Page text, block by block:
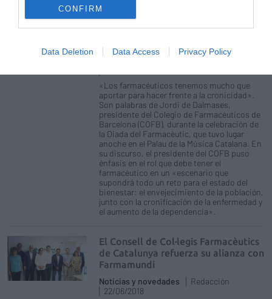
CONFIRM
Data Deletion Data Access Privacy Policy
«Los farmacéuticos tenemos mucho
«Los farmacéuticos tenemos mucho que
aportar para hacer frente a la cronicidad».
Son palabras de Jordi de Dalmases,
presidente del Colegio de Farmacéuticos de
Barcelona (COFB), durante la celebración de
la Diada del Farmacèutic, que tuvo lugar
anoche en el Palau de la Música Catalana. En
su discurso, el presidente del COFB puso
énfasis en el rol que debe tener el
farmacéutico en un «escenario que
supondrá todo un reto para el estado del
bienestar: el envejecimiento de la población,
junto con la cronificación de la enfermedad y
el aumento de la dependencia».
El Consell de Col·legis Farmacèutics
de Catalunya refuerza su alianza con
Farmamundi
Noticias y novedades
Redacción
22/06/2018